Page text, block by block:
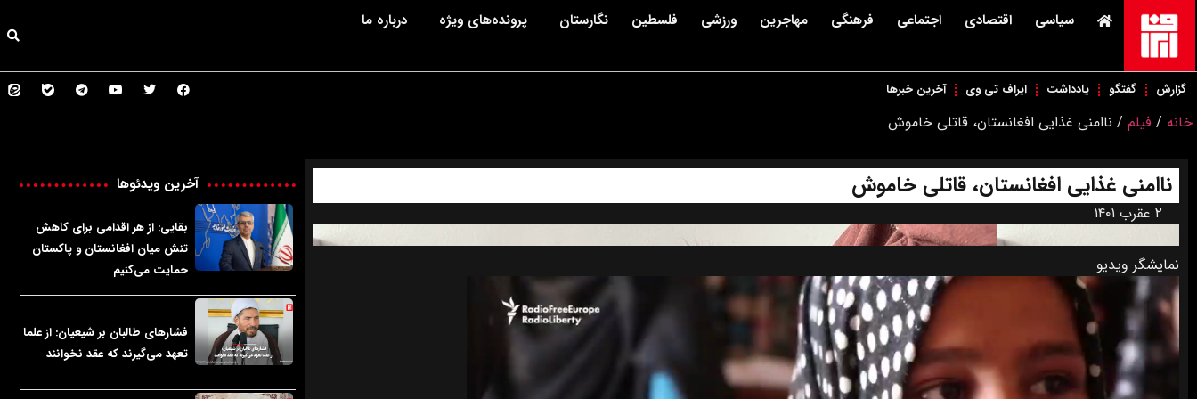
سیاسی اقتصادی اجتماعی فرهنگی مهاجرین ورزشی فلسطین نگارستان پرونده‌های ویژه درباره ما
گزارش گفتگو یادداشت ایراف تی وی آخرین خبرها
خانه / فیلم / ناامنی غذایی افغانستان، قاتلی خاموش
ناامنی غذایی افغانستان، قاتلی خاموش
۲ عقرب ۱۴۰۱
نمایشگر ویدیو
آخرین ویدئوها
بقایی: از هر اقدامی برای کاهش
تنش میان افغانستان و پاکستان
حمایت می‌کنیم
فشارهای طالبان بر شیعیان: از علما
تعهد می‌گیرند که عقد نخوانند